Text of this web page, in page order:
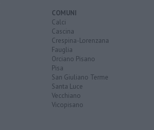
COMUNI
Calci
Cascina
Crespina-Lorenzana
Fauglia
Orciano Pisano
Pisa
San Giuliano Terme
Santa Luce
Vecchiano
Vicopisano